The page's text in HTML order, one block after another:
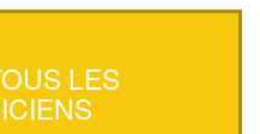
LES